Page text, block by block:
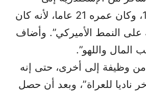
بريطانيا عام 1979، وكان عمره 21 عاما، لأنه كان
على النمط الأميركي”. وأضاف
المال واللهو”.
وظيفة إلى أخرى، حتى إنه
ناديا للعراة”، وبعد أن حصل